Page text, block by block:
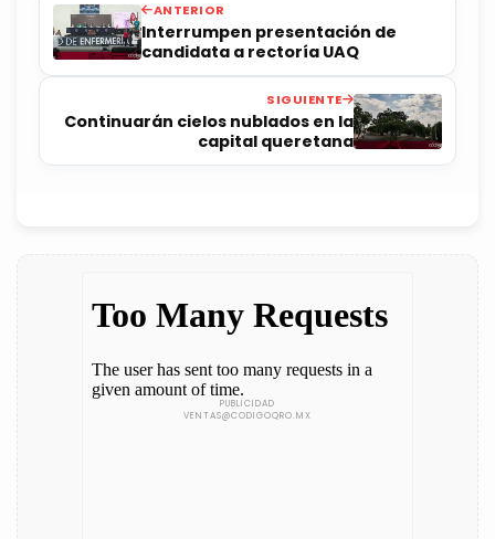
ANTERIOR
Interrumpen presentación de
candidata a rectoría UAQ
SIGUIENTE
Continuarán cielos nublados en la
capital queretana